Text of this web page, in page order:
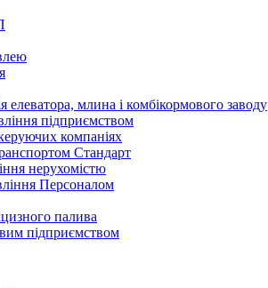
млина і комбікормового заводу
підприємством
компаніях
Стандарт
нерухомістю
Персоналом
палива
підприємством